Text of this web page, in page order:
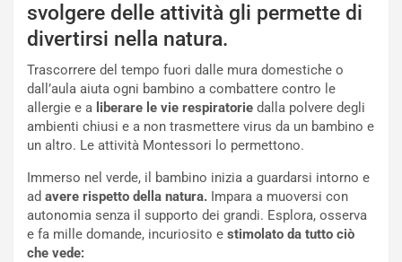
svolgere delle attività gli permette di
divertirsi nella natura.
Trascorrere del tempo fuori dalle mura domestiche o
dall’aula aiuta ogni bambino a combattere contro le
allergie e a liberare le vie respiratorie dalla polvere degli
ambienti chiusi e a non trasmettere virus da un bambino e
un altro. Le attività Montessori lo permettono.
Immerso nel verde, il bambino inizia a guardarsi intorno e
ad avere rispetto della natura. Impara a muoversi con
autonomia senza il supporto dei grandi. Esplora, osserva
e fa mille domande, incuriosito e stimolato da tutto ciò
che vede: